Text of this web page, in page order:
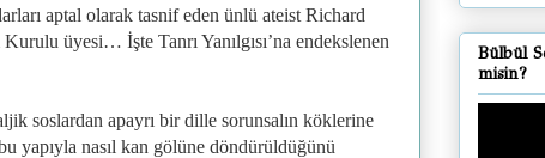
aptal olarak tasnif eden ünlü ateist Richard
üyesi… İşte Tanrı Yanılgısı’na endekslenen
soslardan apayrı bir dille sorunsalın köklerine
yapıyla nasıl kan gölüne döndürüldüğünü
Bülbül
misin?